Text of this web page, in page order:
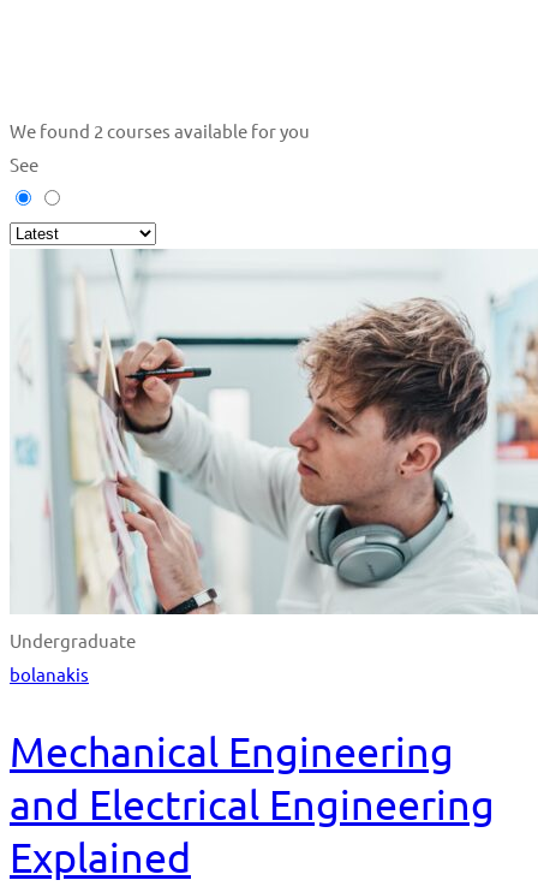
We found 2 courses available for you
See
Undergraduate
bolanakis
Mechanical Engineering
and Electrical Engineering
Explained